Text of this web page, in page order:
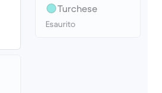
Turchese
Esaurito